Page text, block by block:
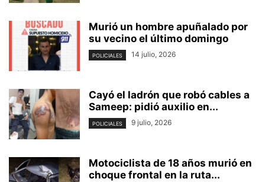
Murió un hombre apuñalado por
su vecino el último domingo
POLICIALES 14 julio, 2026
Cayó el ladrón que robó cables a
Sameep: pidió auxilio en...
POLICIALES 9 julio, 2026
Motociclista de 18 años murió en
choque frontal en la ruta...